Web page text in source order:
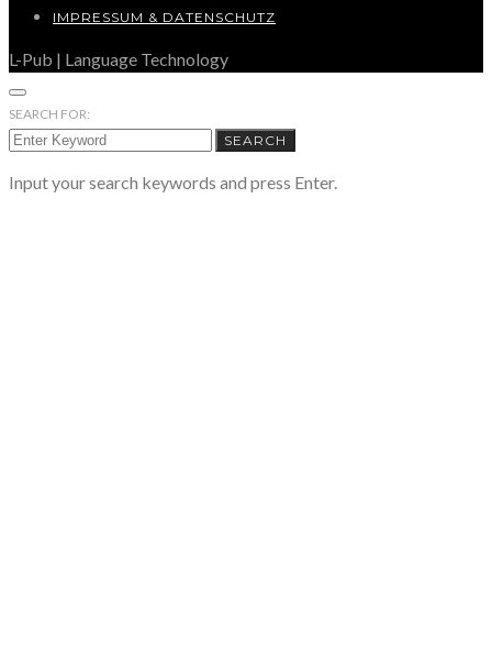
IMPRESSUM & DATENSCHUTZ
L-Pub | Language Technology
SEARCH FOR:
SEARCH
Input your search keywords and press Enter.